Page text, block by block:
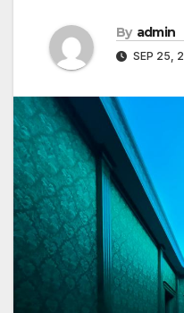
By admin
SEP 25,